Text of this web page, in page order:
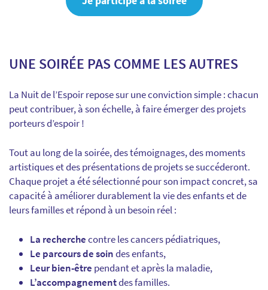
UNE SOIRÉE PAS COMME LES AUTRES
La Nuit de l’Espoir repose sur une conviction simple : chacun
peut contribuer, à son échelle, à faire émerger des projets
porteurs d’espoir !
Tout au long de la soirée, des témoignages, des moments
artistiques et des présentations de projets se succéderont.
Chaque projet a été sélectionné pour son impact concret, sa
capacité à améliorer durablement la vie des enfants et de
leurs familles et répond à un besoin réel :
La recherchecontre les cancers pédiatriques,
Le parcours de soindes enfants,
Leur bien-être pendant et après la maladie,
L’accompagnementdes familles.